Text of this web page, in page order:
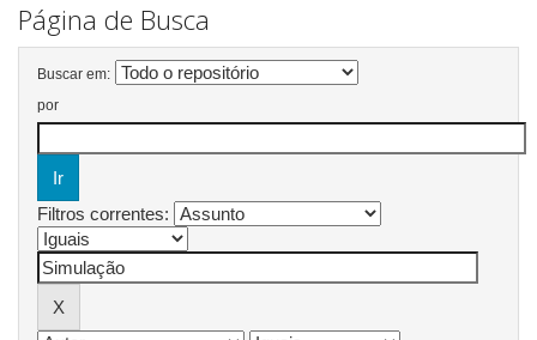
Página de Busca
Buscar em:
por
Filtros correntes: